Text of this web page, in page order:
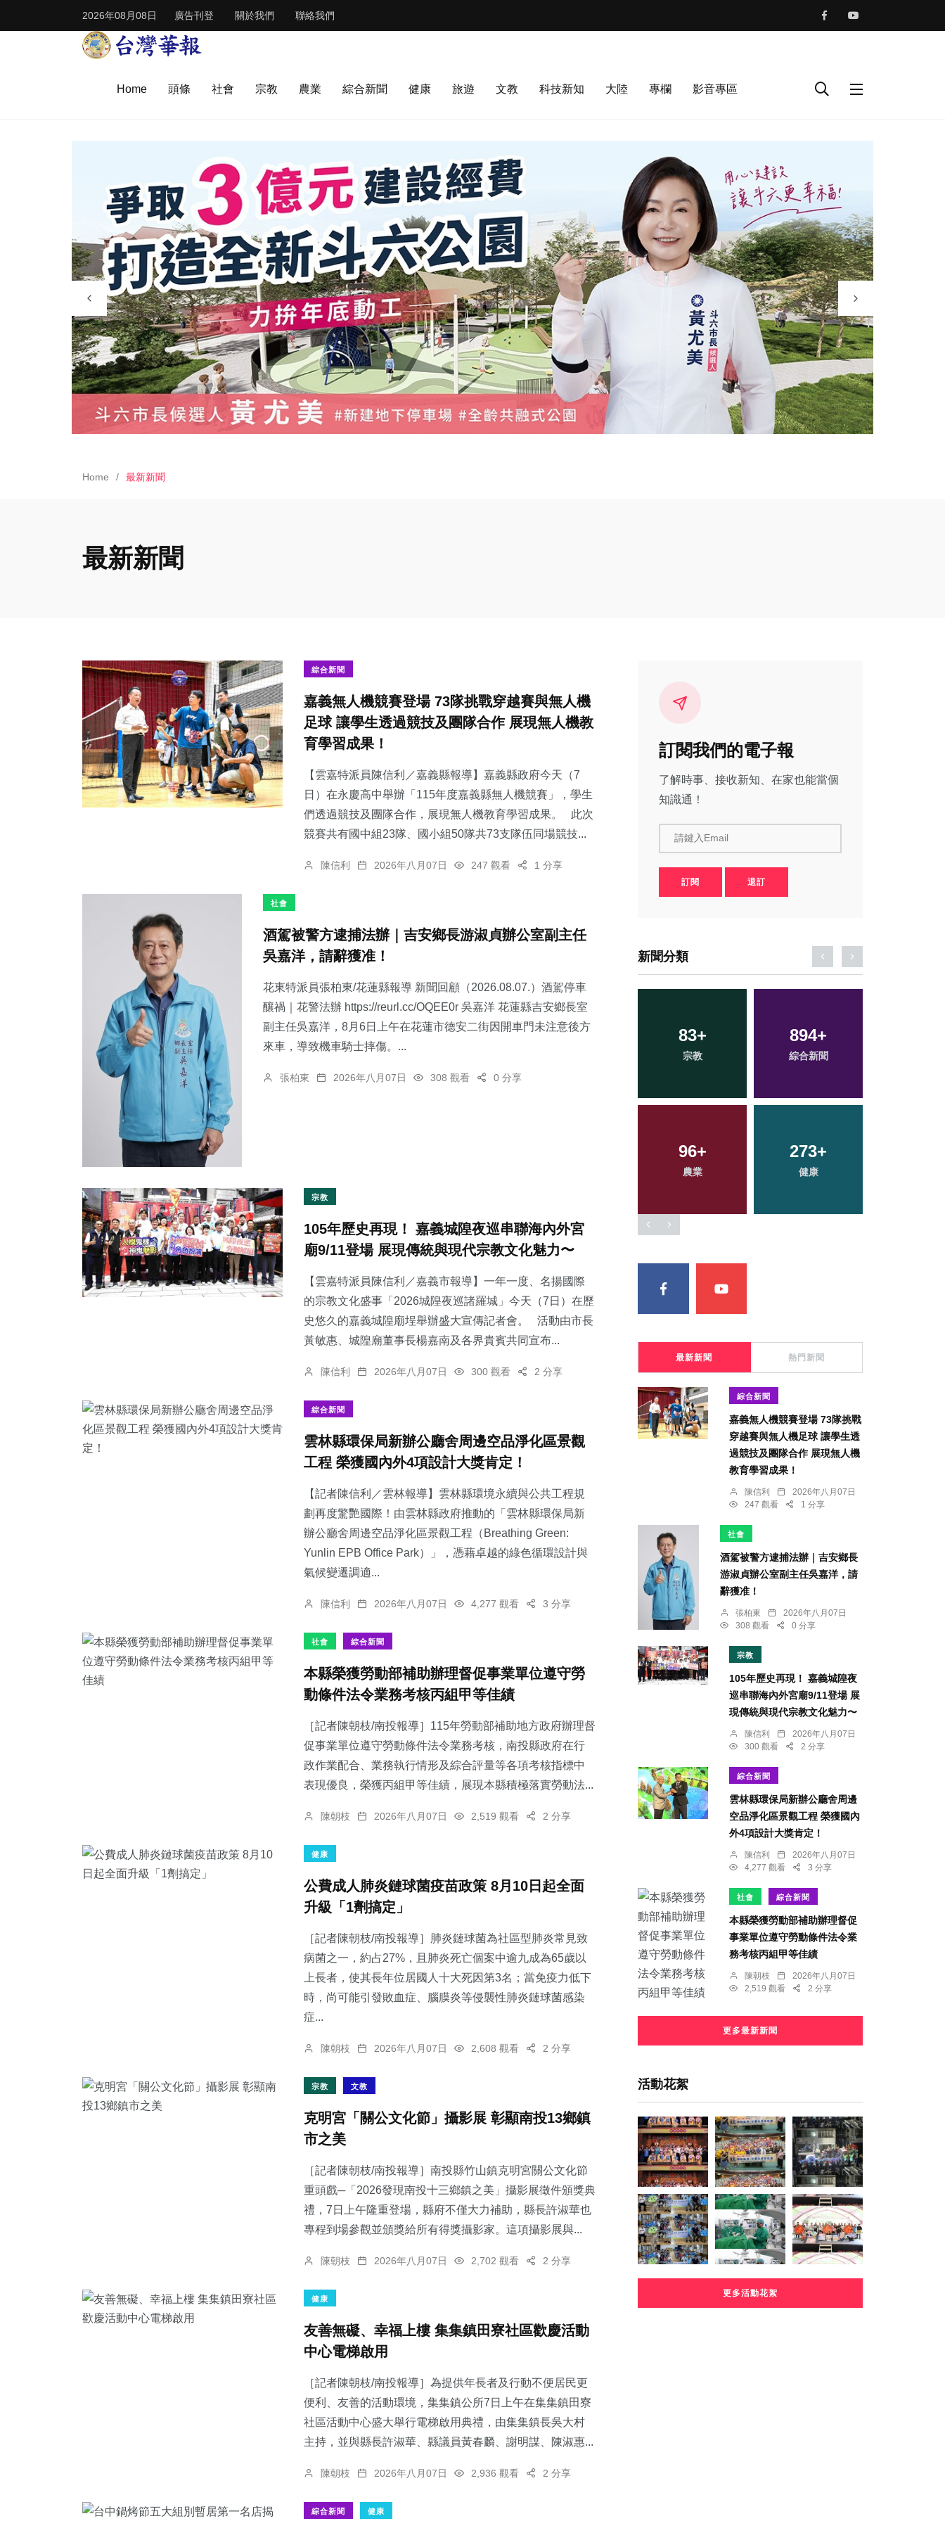
2026年08月08日 廣告刊登 關於我們 聯絡我們
Home 頭條 社會 宗教 農業 綜合新聞 健康 旅遊 文教 科技新知 大陸 專欄 影音專區
Home 最新新聞
最新新聞
綜合新聞
嘉義無人機競賽登場 73隊挑戰穿越賽與無人機
足球 讓學生透過競技及團隊合作 展現無人機教
育學習成果！
【雲嘉特派員陳信利／嘉義縣報導】嘉義縣政府今天（7
日）在永慶高中舉辦「115年度嘉義縣無人機競賽」，學生
們透過競技及團隊合作，展現無人機教育學習成果。 此次
競賽共有國中組23隊、國小組50隊共73支隊伍同場競技...
陳信利 2026年八月07日 247 觀看 1 分享
社會
酒駕被警方逮捕法辦｜吉安鄉長游淑貞辦公室副主任
吳嘉洋，請辭獲准！
花東特派員張柏東/花蓮縣報導 新聞回顧（2026.08.07.）酒駕停車
釀禍｜花警法辦 https://reurl.cc/OQEE0r 吳嘉洋 花蓮縣吉安鄉長室
副主任吳嘉洋，8月6日上午在花蓮市德安二街因開車門未注意後方
來車，導致機車騎士摔傷。...
張柏東 2026年八月07日 308 觀看 0 分享
宗教
105年歷史再現！ 嘉義城隍夜巡串聯海內外宮
廟9/11登場 展現傳統與現代宗教文化魅力〜
【雲嘉特派員陳信利／嘉義市報導】一年一度、名揚國際
的宗教文化盛事「2026城隍夜巡諸羅城」今天（7日）在歷
史悠久的嘉義城隍廟埕舉辦盛大宣傳記者會。 活動由市長
黃敏惠、城隍廟董事長楊嘉南及各界貴賓共同宣布...
陳信利 2026年八月07日 300 觀看 2 分享
綜合新聞
雲林縣環保局新辦公廳舍周邊空品淨化區景觀
工程 榮獲國內外4項設計大獎肯定！
【記者陳信利／雲林報導】雲林縣環境永續與公共工程規
劃再度驚艷國際！由雲林縣政府推動的「雲林縣環保局新
辦公廳舍周邊空品淨化區景觀工程（Breathing Green:
Yunlin EPB Office Park）」，憑藉卓越的綠色循環設計與
氣候變遷調適...
陳信利 2026年八月07日 4,277 觀看 3 分享
社會 綜合新聞
本縣榮獲勞動部補助辦理督促事業單位遵守勞
動條件法令業務考核丙組甲等佳績
［記者陳朝枝/南投報導］115年勞動部補助地方政府辦理督
促事業單位遵守勞動條件法令業務考核，南投縣政府在行
政作業配合、業務執行情形及綜合評量等各項考核指標中
表現優良，榮獲丙組甲等佳績，展現本縣積極落實勞動法...
陳朝枝 2026年八月07日 2,519 觀看 2 分享
健康
公費成人肺炎鏈球菌疫苗政策 8月10日起全面
升級「1劑搞定」
［記者陳朝枝/南投報導］肺炎鏈球菌為社區型肺炎常見致
病菌之一，約占27%，且肺炎死亡個案中逾九成為65歲以
上長者，使其長年位居國人十大死因第3名；當免疫力低下
時，尚可能引發敗血症、腦膜炎等侵襲性肺炎鏈球菌感染
症...
陳朝枝 2026年八月07日 2,608 觀看 2 分享
宗教 文教
克明宮「關公文化節」攝影展 彰顯南投13鄉鎮
市之美
［記者陳朝枝/南投報導］南投縣竹山鎮克明宮關公文化節
重頭戲─「2026發現南投十三鄉鎮之美」攝影展徵件頒獎典
禮，7日上午隆重登場，縣府不僅大力補助，縣長許淑華也
專程到場參觀並頒獎給所有得獎攝影家。這項攝影展與...
陳朝枝 2026年八月07日 2,702 觀看 2 分享
健康
友善無礙、幸福上樓 集集鎮田寮社區歡慶活動
中心電梯啟用
［記者陳朝枝/南投報導］為提供年長者及行動不便居民更
便利、友善的活動環境，集集鎮公所7日上午在集集鎮田寮
社區活動中心盛大舉行電梯啟用典禮，由集集鎮長吳大村
主持，並與縣長許淑華、縣議員黃春麟、謝明謀、陳淑惠...
陳朝枝 2026年八月07日 2,936 觀看 2 分享
綜合新聞 健康
訂閱我們的電子報
了解時事、接收新知、在家也能當個
知識通！
請鍵入Email
訂閱 退訂
新聞分類
292+
文教
66 +
科技新知
3+
大陸
83+
宗教
894+
綜合新聞
96+
農業
273+
健康
146+
專欄
292+
文教
513+
社會
66+
頭條
最新新聞 熱門新聞
綜合新聞
嘉義無人機競賽登場 73隊挑戰
穿越賽與無人機足球 讓學生透
過競技及團隊合作 展現無人機
教育學習成果！
陳信利
2026年八月07日
247 觀看
1 分享
社會
酒駕被警方逮捕法辦｜吉安鄉長
游淑貞辦公室副主任吳嘉洋，請
辭獲准！
張柏東
2026年八月07日
308 觀看
0 分享
宗教
105年歷史再現！ 嘉義城隍夜
巡串聯海內外宮廟9/11登場 展
現傳統與現代宗教文化魅力〜
陳信利
2026年八月07日
300 觀看
2 分享
綜合新聞
雲林縣環保局新辦公廳舍周邊
空品淨化區景觀工程 榮獲國內
外4項設計大獎肯定！
陳信利
2026年八月07日
4,277 觀看
3 分享
社會 綜合新聞
本縣榮獲勞動部補助辦理督促
事業單位遵守勞動條件法令業
務考核丙組甲等佳績
陳朝枝
2026年八月07日
2,519 觀看
2 分享
更多最新新聞
活動花絮
更多活動花絮